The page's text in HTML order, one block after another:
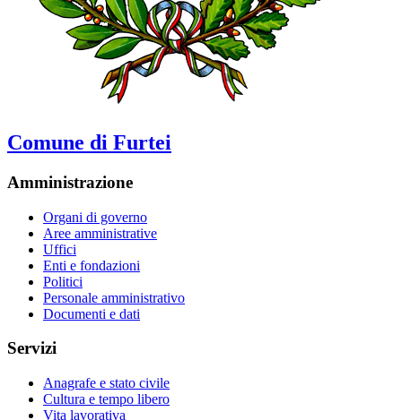
Comune di Furtei
Amministrazione
Organi di governo
Aree amministrative
Uffici
Enti e fondazioni
Politici
Personale amministrativo
Documenti e dati
Servizi
Anagrafe e stato civile
Cultura e tempo libero
Vita lavorativa